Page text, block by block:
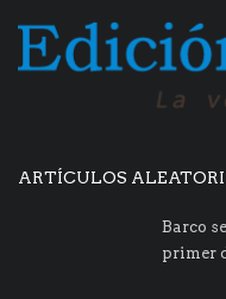
ARTÍCULOS
Barco
primer